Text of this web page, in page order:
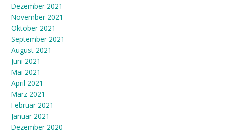
Dezember 2021
November 2021
Oktober 2021
September 2021
August 2021
Juni 2021
Mai 2021
April 2021
März 2021
Februar 2021
Januar 2021
Dezember 2020